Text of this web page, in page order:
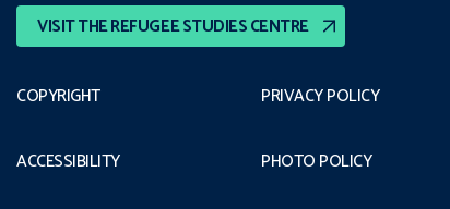
VISIT THE REFUGEE STUDIES CENTRE
COPYRIGHT
ACCESSIBILITY
PRIVACY POLICY
PHOTO POLICY